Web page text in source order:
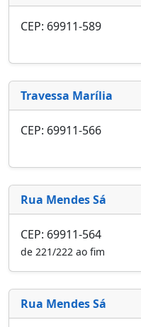
CEP: 69911-589
Travessa Marília
CEP: 69911-566
Rua Mendes Sá
CEP: 69911-564
de 221/222 ao fim
Rua Mendes Sá